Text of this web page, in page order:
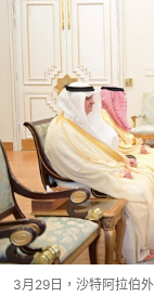
3月29日，沙特阿拉伯